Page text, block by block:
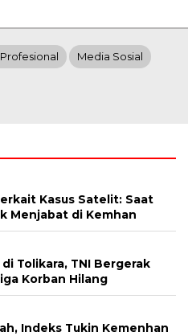
Media Sosial
Kasus Satelit: Saat
Menjabat di Kemhan
Tolikara, TNI Bergerak
Korban Hilang
Indeks Tukin Kemenhan